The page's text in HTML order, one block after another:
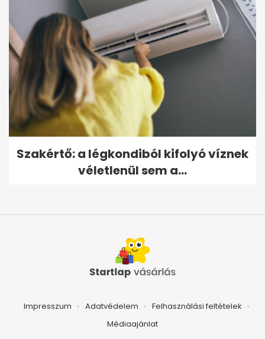
Szakértő: a légkondiból kifolyó víznek
véletlenül sem a...
Impresszum Adatvédelem
Felhasználási feltételek
Médiaajánlat